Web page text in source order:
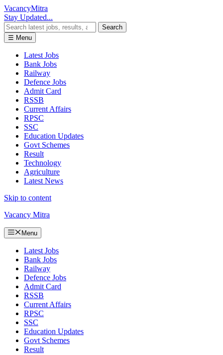
VacancyMitra
Stay Updated...
Search
☰ Menu
Latest Jobs
Bank Jobs
Railway
Defence Jobs
Admit Card
RSSB
Current Affairs
RPSC
SSC
Education Updates
Govt Schemes
Result
Technology
Agriculture
Latest News
Skip to content
Vacancy Mitra
Menu
Latest Jobs
Bank Jobs
Railway
Defence Jobs
Admit Card
RSSB
Current Affairs
RPSC
SSC
Education Updates
Govt Schemes
Result